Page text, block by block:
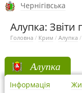
Чернігівська
Алупка: Звіти
Головна / Крим / Алупка /
Алупка
Інформація